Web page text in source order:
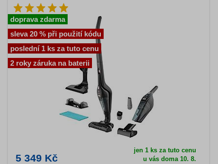
5 349 Kč
jen 1 ks za tuto cenu
u vás doma 10. 8.
doprava zdarma
sleva 20 % při použití kódu
poslední 1 ks za tuto cenu
2 roky záruka na baterii